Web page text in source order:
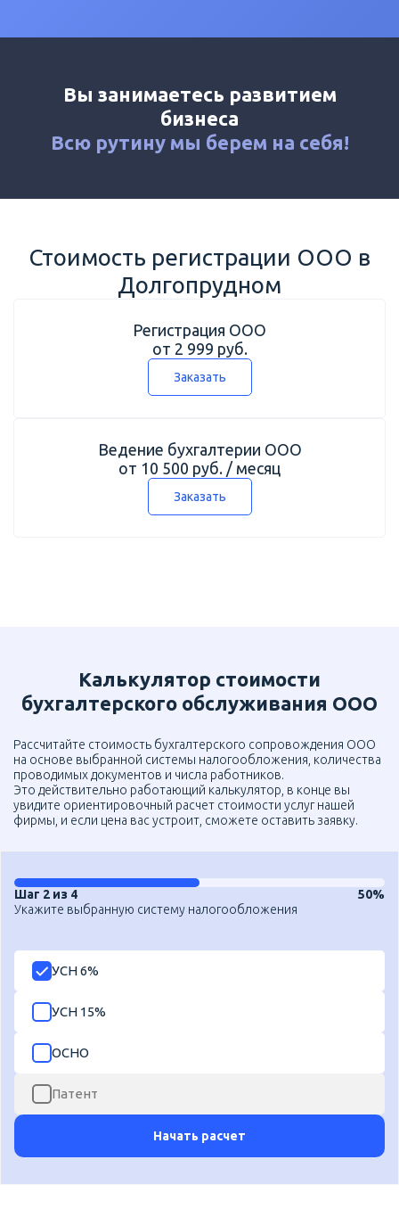
Контакты
Москва +7 (495) 161-03-01
Долгопрудный +7 (800) 333-23-72
Вы занимаетесь развитием
бизнеса
Всю рутину мы берем на себя!
Стоимость регистрации ООО в
Долгопрудном
Регистрация ООО
от 2 999 руб.
Заказать
Ведение бухгалтерии ООО
от 10 500 руб. / месяц
Заказать
Калькулятор стоимости
бухгалтерского обслуживания ООО
Рассчитайте стоимость бухгалтерского сопровождения ООО
на основе выбранной системы налогообложения, количества
проводимых документов и числа работников.
Это действительно работающий калькулятор, в конце вы
увидите ориентировочный расчет стоимости услуг нашей
фирмы, и если цена вас устроит, сможете оставить заявку.
Шаг 2 из 4
50%
Укажите выбранную систему налогообложения
УСН 6%
УСН 15%
ОСНО
Патент
Начать расчет